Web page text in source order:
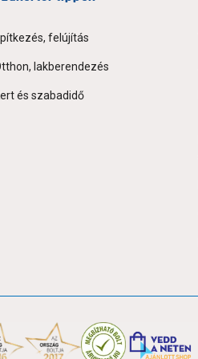
felújítás
lakberendezés
és szabadidő